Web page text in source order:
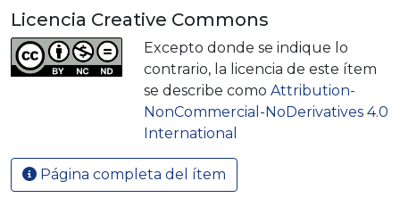
Licencia Creative Commons
Excepto donde se indique lo
contrario, la licencia de este ítem
se describe como Attribution-
NonCommercial-NoDerivatives 4.0
International
Página completa del ítem